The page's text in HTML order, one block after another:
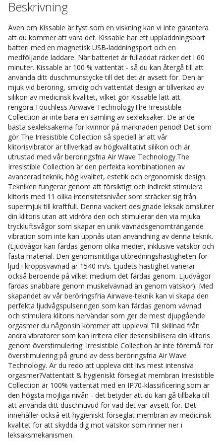
Beskrivning
Även om Kissable är tyst som en viskning kan vi inte garantera
att du kommer att vara det. Kissable har ett uppladdningsbart
batteri med en magnetisk USB-laddningsport och en
medföljande laddare. När batteriet är fulladdat räcker det i 60
minuter. Kissable är 100 % vattentät - så du kan återgå till att
använda ditt duschmunstycke till det det är avsett för. Den är
mjuk vid beröring, smidig och vattentät design är tillverkad av
silikon av medicinsk kvalitet, vilket gör Kissable lätt att
rengöra.Touchless Airwave TechnologyThe Irresistible
Collection är inte bara en samling av sexleksaker. De är de
bästa sexleksakerna för kvinnor på marknaden period! Det som
gör The Irresistible Collection så speciell är att vår
klitorisvibrator är tillverkad av högkvalitativt silikon och är
utrustad med vår beröringsfria Air Wave Technology.The
Irresistible Collection är den perfekta kombinationen av
avancerad teknik, hög kvalitet, estetik och ergonomisk design.
Tekniken fungerar genom att försiktigt och indirekt stimulera
klitoris med 11 olika intensitetsnivåer som sträcker sig från
supermjuk till kraftfull. Denna vackert designade leksak omsluter
din klitoris utan att vidröra den och stimulerar den via mjuka
tryckluftsvågor som skapar en unik vävnadsgenomträngande
vibration som inte kan uppnås utan användning av denna teknik.
(Ljudvågor kan färdas genom olika medier, inklusive vätskor och
fasta material. Den genomsnittliga utbredningshastigheten för
ljud i kroppsvävnad är 1540 m/s. Ljudets hastighet varierar
också beroende på vilket medium det färdas genom. Ljudvågor
färdas snabbare genom muskelvävnad än genom vätskor). Med
skapandet av vår beröringsfria Airwave-teknik kan vi skapa den
perfekta ljudvågspulseringen som kan färdas genom vävnad
och stimulera klitoris nervändar som ger de mest djupgående
orgasmer du någonsin kommer att uppleva! Till skillnad från
andra vibratorer som kan irritera eller desensibilisera din klitoris
genom överstimulering. Irresistible Collection är inte föremål för
överstimulering på grund av dess beröringsfria Air Wave
Technology. Är du redo att uppleva ditt livs mest intensiva
orgasmer?Vattentätt & hygieniskt förseglat membran Irresistible
Collection är 100% vattentät med en IP70-klassificering som är
den högsta möjliga nivån - det betyder att du kan gå tillbaka till
att använda ditt duschhuvud för vad det var avsett för. Det
innehåller också ett hygieniskt förseglat membran av medicinsk
kvalitet för att skydda dig mot vätskor som rinner ner i
leksaksmekanismen.